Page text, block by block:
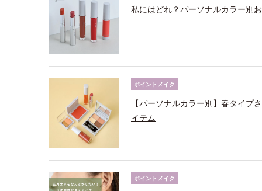
私にはどれ？パーソナルカラー別
ポイントメイク
【パーソナルカラー別】春タイプ
イテム
ポイントメイク